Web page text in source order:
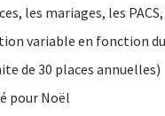
les mariages, les
variable en fonction
de 30 places annuelles)
pour Noël